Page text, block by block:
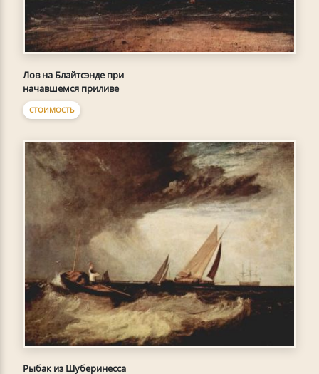
Лов на Блайтсэнде при
начавшемся приливе
СТОИМОСТЬ
Рыбак из Шуберинесса